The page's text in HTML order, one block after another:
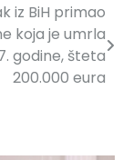
iz BiH primao
koja je umrla
godine, šteta
200.000 eura